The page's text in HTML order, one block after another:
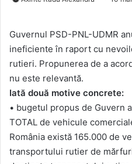
Guvernul PSD-PNL-UDMR
ineficiente în raport cu
rutieri. Propunerea de a
nu este relevantă.
Iată două motive concrete:
• bugetul propus de Guvern
TOTAL de vehicule
România există 165.000 de
transportului rutier de